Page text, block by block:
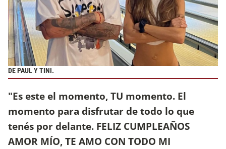
DE PAUL Y TINI.
"Es este el momento, TU momento. El
momento para disfrutar de todo lo que
tenés por delante. FELIZ CUMPLEAÑOS
AMOR MÍO, TE AMO CON TODO MI